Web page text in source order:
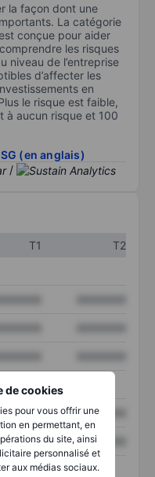
de cookies
pour vous offrir une
en permettant, en
du site, ainsi
personnalisé et
aux médias sociaux.
la façon dont une
La catégorie
conçue pour aider
les risques
niveau de l’entreprise
d’affecter les
en
le risque est faible,
à aucun risque et 100
(en anglais)
/
T1
T2
XXXXXXX
XXXXXXX